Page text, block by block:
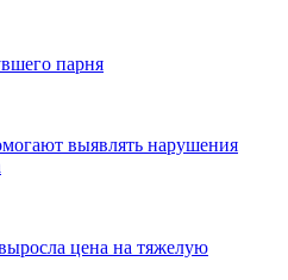
парня
выявлять нарушения
цена на тяжелую